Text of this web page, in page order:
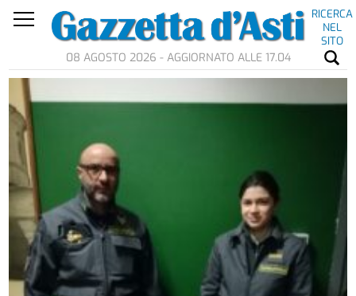
RICERCA
NEL
SITO
08 AGOSTO 2026 - AGGIORNATO ALLE 17.04